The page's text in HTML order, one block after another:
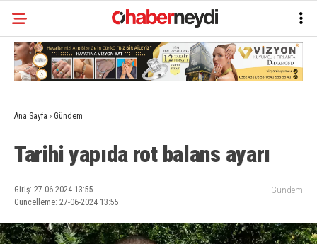
Ana Sayfa › Gündem
Tarihi yapıda rot balans ayarı
Giriş: 27-06-2024 13:55
Güncelleme: 27-06-2024 13:55
Gündem